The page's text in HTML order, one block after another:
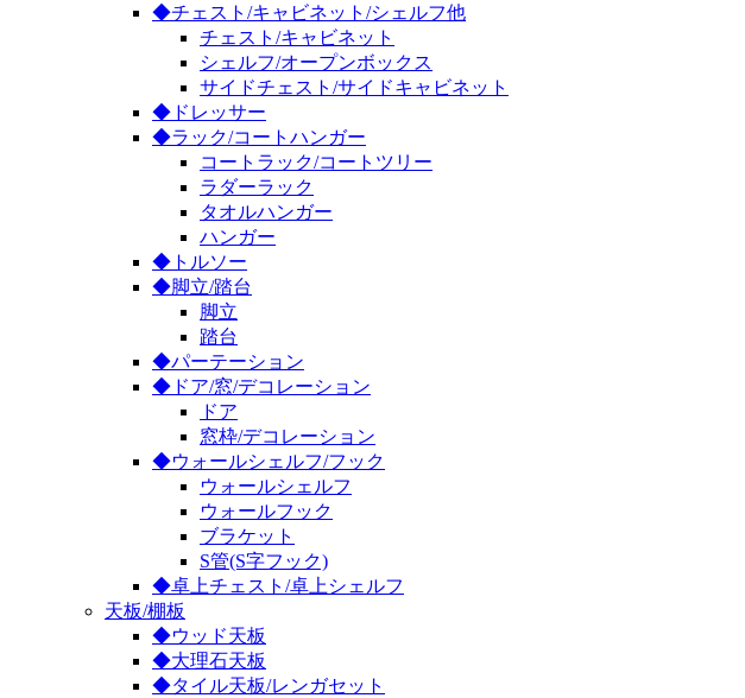
◆チェスト/キャビネット/シェルフ他
チェスト/キャビネット
シェルフ/オープンボックス
サイドチェスト/サイドキャビネット
◆ドレッサー
◆ラック/コートハンガー
コートラック/コートツリー
ラダーラック
タオルハンガー
ハンガー
◆トルソー
◆脚立/踏台
脚立
踏台
◆パーテーション
◆ドア/窓/デコレーション
ドア
窓枠/デコレーション
◆ウォールシェルフ/フック
ウォールシェルフ
ウォールフック
ブラケット
S管(S字フック)
◆卓上チェスト/卓上シェルフ
天板/棚板
◆ウッド天板
◆大理石天板
◆タイル天板/レンガセット